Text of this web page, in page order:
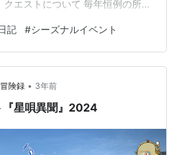
エストについて 毎年恒例の所謂
21（水） 戦闘なしなので、初心
入る ヴァレンティオンデーのク
ハートポーズエモート…！ めち
だいぶ可愛い系ですね…ｗ）自分
記 #シーズナルイベント
険録 • 3年前
『星唄異聞』2024